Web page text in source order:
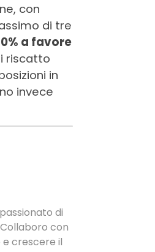
con
di tre
a favore
riscatto
in
invece
di
con
e crescere il